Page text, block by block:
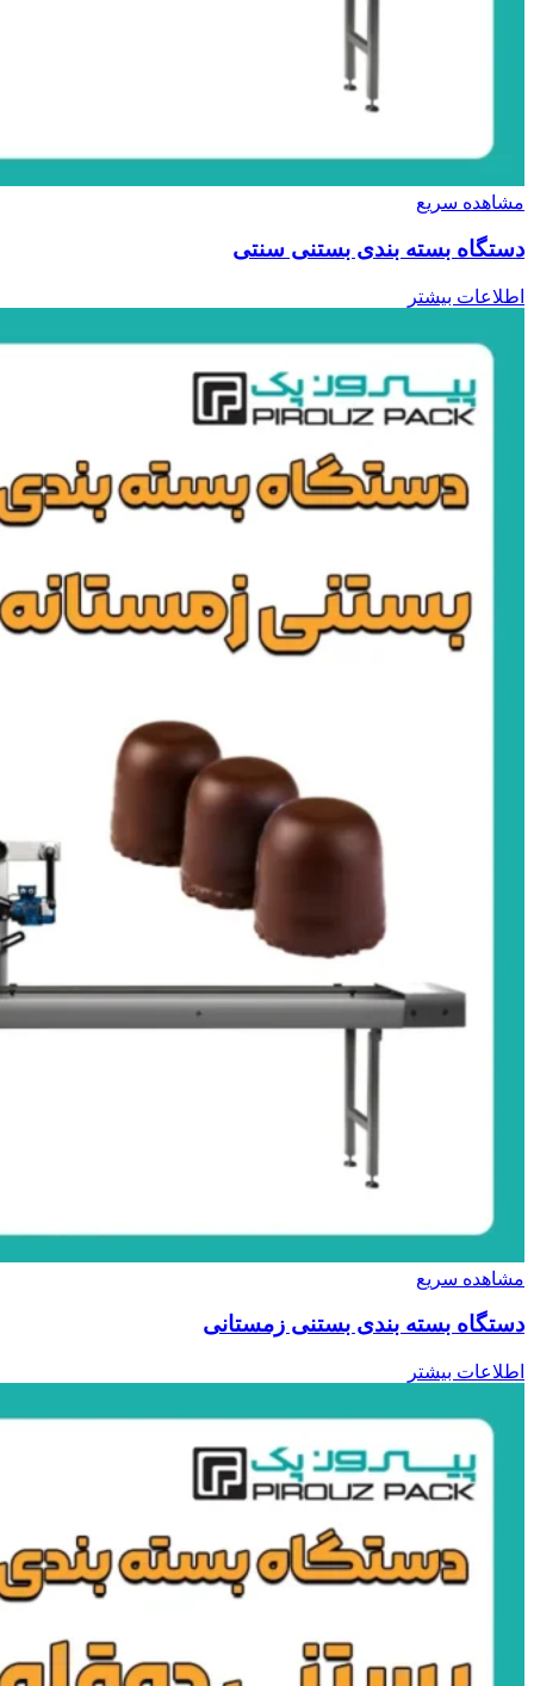
مشاهده سریع
دستگاه بسته بندی بستنی سنتی
اطلاعات بیشتر
مشاهده سریع
دستگاه بسته بندی بستنی زمستانی
اطلاعات بیشتر